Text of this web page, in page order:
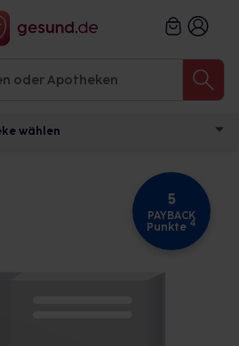
wählen
5
PAYBACK
Punkte 4